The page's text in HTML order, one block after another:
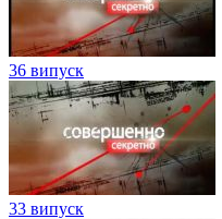
36 випуск
33 випуск